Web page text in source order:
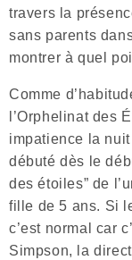
travers la
sans parents
montrer à quel
Comme
l’Orphelinat des
impatience la
débuté dès le
des étoiles” de
fille de 5 ans. Si
c’est normal car
Simpson, la